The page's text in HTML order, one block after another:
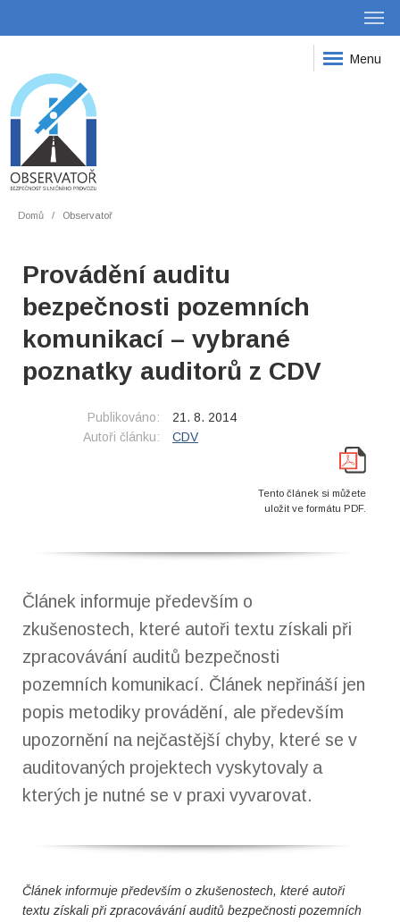
Menu
Domů Observatoř
Provádění auditu
bezpečnosti pozemních
komunikací – vybrané
poznatky auditorů z CDV
Publikováno:
21. 8. 2014
Autoři článku:
CDV
Tento článek si můžete
uložit ve formátu PDF.
Článek informuje především o
zkušenostech, které autoři textu získali při
zpracovávání auditů bezpečnosti
pozemních komunikací. Článek nepřináší jen
popis metodiky provádění, ale především
upozornění na nejčastější chyby, které se v
auditovaných projektech vyskytovaly a
kterých je nutné se v praxi vyvarovat.
Článek informuje především o zkušenostech, které autoři
textu získali při zpracovávání auditů bezpečnosti pozemních